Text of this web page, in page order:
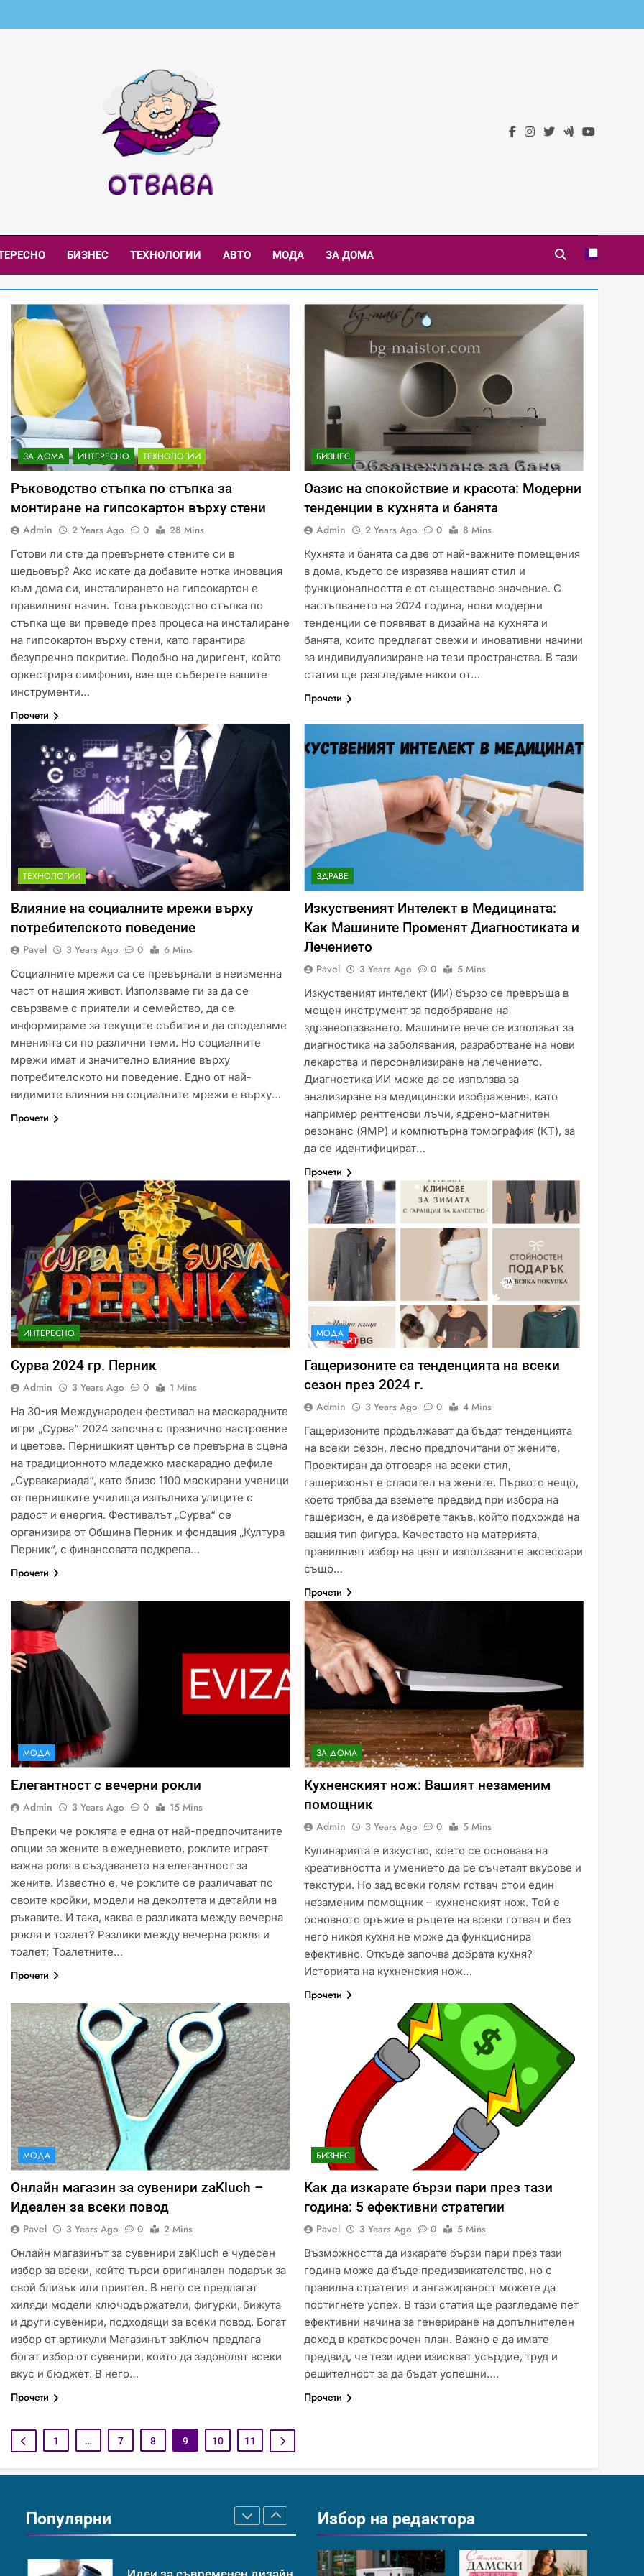
БИЗНЕС ТЕХНОЛОГИИ АВТО МОДА ЗА ДОМА
ЗА ДОМА ИНТЕРЕСНО ТЕХНОЛОГИИ
Ръководство стъпка по стъпка за
монтиране на гипсокартон върху стени
Admin 2 Years Ago 0
28 Mins
Готови ли сте да превърнете стените си в
шедьовър? Ако искате да добавите нотка иновация
към дома си, инсталирането на гипсокартон е
правилният начин. Това ръководство стъпка по
стъпка ще ви преведе през процеса на инсталиране
на гипсокартон върху стени, като гарантира
безупречно покритие. Подобно на диригент, който
оркестрира симфония, вие ще съберете вашите
инструменти…
Прочети
БИЗНЕС
Оазис на спокойствие и красота: Модерни
тенденции в кухнята и банята
Admin 2 Years Ago 0
8 Mins
Кухнята и банята са две от най-важните помещения
в дома, където се изразява нашият стил и
функционалността е от съществено значение. С
настъпването на 2024 година, нови модерни
тенденции се появяват в дизайна на кухнята и
банята, които предлагат свежи и иновативни начини
за индивидуализиране на тези пространства. В тази
статия ще разгледаме някои от…
Прочети
ТЕХНОЛОГИИ
Влияние на социалните мрежи върху
потребителското поведение
Pavel 3 Years Ago 0
6 Mins
Социалните мрежи са се превърнали в неизменна
част от нашия живот. Използваме ги за да се
свързваме с приятели и семейство, да се
информираме за текущите събития и да споделяме
мненията си по различни теми. Но социалните
мрежи имат и значително влияние върху
потребителското ни поведение. Едно от най-
видимите влияния на социалните мрежи е върху…
Прочети
ЗДРАВЕ
Изкуственият Интелект в Медицината:
Как Машините Променят Диагностиката и
Лечението
Pavel 3 Years Ago 0
5 Mins
Изкуственият интелект (ИИ) бързо се превръща в
мощен инструмент за подобряване на
здравеопазването. Машините вече се използват за
диагностика на заболявания, разработване на нови
лекарства и персонализиране на лечението.
Диагностика ИИ може да се използва за
анализиране на медицински изображения, като
например рентгенови лъчи, ядрено-магнитен
резонанс (ЯМР) и компютърна томография (КТ), за
да се идентифицират…
Прочети
ИНТЕРЕСНО
Сурва 2024 гр. Перник
Admin 3 Years Ago 0
1 Mins
На 30-ия Международен фестивал на маскарадните
игри „Сурва“ 2024 започна с празнично настроение
и цветове. Пернишкият център се превърна в сцена
на традиционното младежко маскарадно дефиле
„Сурвакариада“, като близо 1100 маскирани ученици
от пернишките училища изпълниха улиците с
радост и енергия. Фестивалът „Сурва“ се
организира от Община Перник и фондация „Култура
Перник“, с финансовата подкрепа…
Прочети
МОДА
Гащеризоните са тенденцията на всеки
сезон през 2024 г.
Admin 3 Years Ago 0
4 Mins
Гащеризоните продължават да бъдат тенденцията
на всеки сезон, лесно предпочитани от жените.
Проектиран да отговаря на всеки стил,
гащеризонът е спасител на жените. Първото нещо,
което трябва да вземете предвид при избора на
гащеризон, е да изберете такъв, който подхожда на
вашия тип фигура. Качеството на материята,
правилният избор на цвят и използваните аксесоари
също…
Прочети
МОДА
Елегантност с вечерни рокли
Admin 3 Years Ago 0
15 Mins
Въпреки че роклята е една от най-предпочитаните
опции за жените в ежедневието, роклите играят
важна роля в създаването на елегантност за
жените. Известно е, че роклите се различават по
своите кройки, модели на деколтета и детайли на
ръкавите. И така, каква е разликата между вечерна
рокля и тоалет? Разлики между вечерна рокля и
тоалет; Тоалетните…
Прочети
ЗА ДОМА
Кухненският нож: Вашият незаменим
помощник
Admin 3 Years Ago 0
5 Mins
Кулинарията е изкуство, което се основава на
креативността и умението да се съчетаят вкусове и
текстури. Но зад всеки голям готвач стои един
незаменим помощник – кухненският нож. Той е
основното оръжие в ръцете на всеки готвач и без
него никоя кухня не може да функционира
ефективно. Откъде започва добрата кухня?
Историята на кухненския нож…
Прочети
МОДА
Онлайн магазин за сувенири zaKluch –
Идеален за всеки повод
Pavel 3 Years Ago 0
2 Mins
Онлайн магазинът за сувенири zaKluch е чудесен
избор за всеки, който търси оригинален подарък за
свой близък или приятел. В него се предлагат
хиляди модели ключодържатели, фигурки, бижута
и други сувенири, подходящи за всеки повод. Богат
избор от артикули Магазинът заКлюч предлага
богат избор от сувенири, които да задоволят всеки
вкус и бюджет. В него…
Прочети
БИЗНЕС
Как да изкарате бързи пари през тази
година: 5 ефективни стратегии
Pavel 3 Years Ago 0
5 Mins
Възможността да изкарате бързи пари през тази
година може да бъде предизвикателство, но с
правилна стратегия и ангажираност можете да
постигнете успех. В тази статия ще разгледаме пет
ефективни начина за генериране на допълнителен
доход в краткосрочен план. Важно е да имате
предвид, че тези идеи изискват усърдие, труд и
решителност за да бъдат успешни….
Прочети
1 … 7 8 9 10 11
Популярни
Идеи за съвременен дизайн
на баня
ИСТОРИЯ
Забаба
ИСТОРИЯ
Технологични оръжия, от
които се нуждаем, за да се
борим с глобалното
затопляне
ИСТОРИЯ ТЕХНОЛОГИИ
невероятна сложност и
възможност
ИНТЕРЕСНО ИСТОРИЯ
свързани със смъртта
Избор на редактора